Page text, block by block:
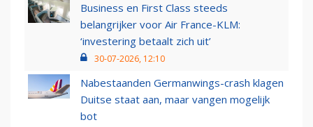
Business en First Class steeds
belangrijker voor Air France-KLM:
‘investering betaalt zich uit’
30-07-2026, 12:10
Nabestaanden Germanwings-crash klagen
Duitse staat aan, maar vangen mogelijk
bot